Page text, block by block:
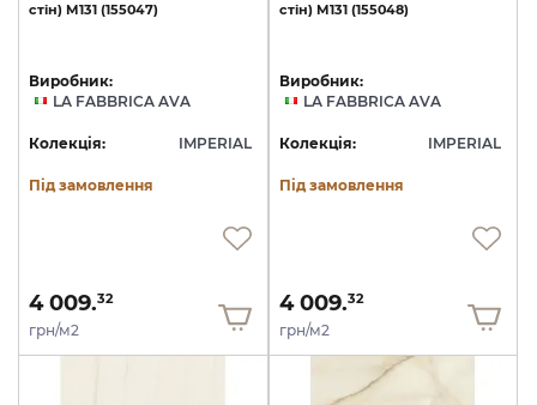
стін) M131 (155047)
Виробник:
LA FABBRICA AVA
Колекція: IMPERIAL
Під замовлення
4 009.32
грн/м2
стін) M131 (155048)
Виробник:
LA FABBRICA AVA
Колекція: IMPERIAL
Під замовлення
4 009.32
грн/м2